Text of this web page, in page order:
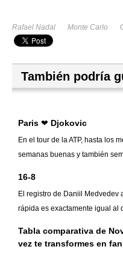
Rafael Nadal Monte Carlo
También podría
Paris ❤ Djokovic
En el tour de la ATP, hasta los
semanas buenas y también
16-8
El registro de Daniil Medvedev
rápida es exactamente igual al
Tabla comparativa de
vez te transformes en